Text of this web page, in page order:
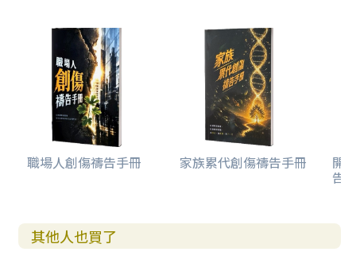
職場人創傷禱告手冊 家族累代創傷禱告手冊 開
告(
其他人也買了